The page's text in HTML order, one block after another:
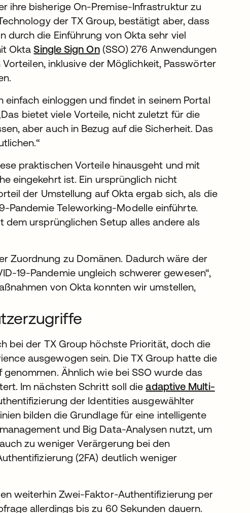
ihre bisherige On-Premise-Infrastruktur zu
der TX Group, bestätigt aber, dass
durch die Einführung von Okta sehr viel
OktaSingle Sign On(SSO) 276 Anwendungen
inklusive der Möglichkeit, Passwörter
einfach einloggen und findet in seinem Portal
bietet viele Vorteile, nicht zuletzt für die
aber auch in Bezug auf die Sicherheit. Das
praktischen Vorteile hinausgeht und mit
eingekehrt ist. Ein ursprünglich nicht
der Umstellung auf Okta ergab sich, als die
Pandemie Teleworking-Modelle einführte.
ursprünglichen Setup alles andere als
Zuordnung zu Domänen. Dadurch wäre der
19-Pandemie ungleich schwerer gewesen“,
von Okta konnten wir umstellen,
bei der TX Group höchste Priorität, doch die
ausgewogen sein. Die TX Group hatte die
Ähnlich wie bei SSO wurde das
Im nächsten Schritt soll dieadaptive Multi-
der Identities ausgewählter
bilden die Grundlage für eine intelligente
und Big Data-Analysen nutzt, um
zu weniger Verärgerung bei den
(2FA) deutlich weniger
weiterhin Zwei-Faktor-Authentifizierung per
allerdings bis zu 60 Sekunden dauern.